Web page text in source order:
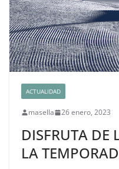
ACTUALIDAD
masella 26 enero, 2023
DISFRUTA DE
LA